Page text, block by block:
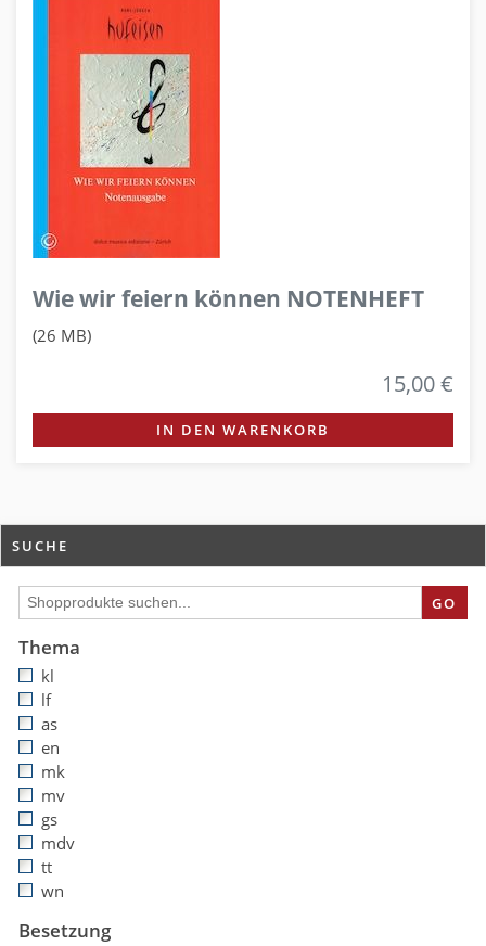
Wie wir feiern können NOTENHEFT
(26 MB)
15,00 €
IN DEN WARENKORB
SUCHE
GO
Thema
kl
lf
as
en
mk
mv
gs
mdv
tt
wn
Besetzung